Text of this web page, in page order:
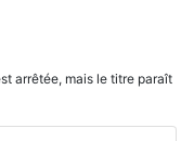
arrêtée, mais le titre paraît